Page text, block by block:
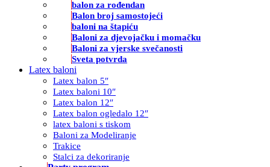
balon za rođendan
Balon broj samostojeći
baloni na štapiću
Baloni za djevojačku i momačku
Baloni za vjerske svečanosti
Sveta potvrda
Latex baloni
Latex balon 5″
Latex baloni 10″
Latex balon 12″
Latex balon ogledalo 12″
latex baloni s tiskom
Baloni za Modeliranje
Trakice
Stalci za dekoriranje